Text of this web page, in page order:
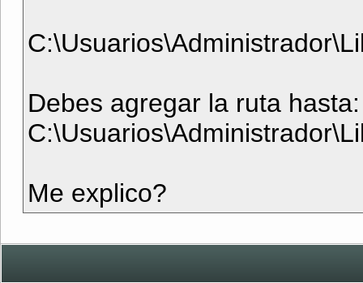
Debes agregar la ruta hasta:
Me explico?